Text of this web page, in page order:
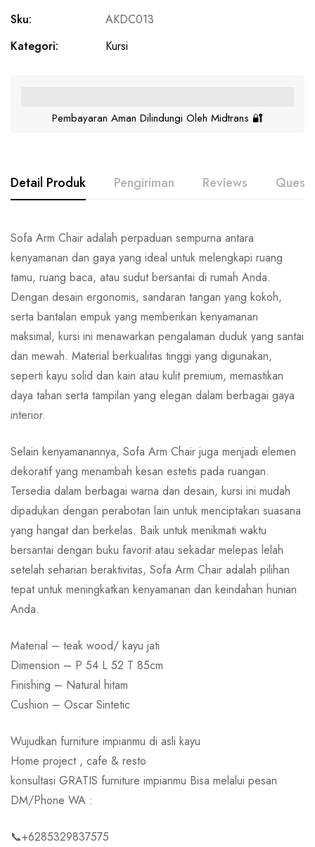
Sku:
AKDC013
Kategori:
Kursi
Pembayaran Aman Dilindungi Oleh Midtrans 🔐
Detail Produk Pengiriman Reviews
Sofa Arm Chair adalah perpaduan sempurna antara
kenyamanan dan gaya yang ideal untuk melengkapi ruang
tamu, ruang baca, atau sudut bersantai di rumah Anda.
Dengan desain ergonomis, sandaran tangan yang kokoh,
serta bantalan empuk yang memberikan kenyamanan
maksimal, kursi ini menawarkan pengalaman duduk yang santai
dan mewah. Material berkualitas tinggi yang digunakan,
seperti kayu solid dan kain atau kulit premium, memastikan
daya tahan serta tampilan yang elegan dalam berbagai gaya
interior.
Selain kenyamanannya, Sofa Arm Chair juga menjadi elemen
dekoratif yang menambah kesan estetis pada ruangan.
Tersedia dalam berbagai warna dan desain, kursi ini mudah
dipadukan dengan perabotan lain untuk menciptakan suasana
yang hangat dan berkelas. Baik untuk menikmati waktu
bersantai dengan buku favorit atau sekadar melepas lelah
setelah seharian beraktivitas, Sofa Arm Chair adalah pilihan
tepat untuk meningkatkan kenyamanan dan keindahan hunian
Anda.
Material – teak wood/ kayu jati
Dimension – P 54 L 52 T 85cm
Finishing – Natural hitam
Cushion – Oscar Sintetic
Wujudkan furniture impianmu di asli kayu
Home project , cafe & resto
konsultasi GRATIS furniture impianmu Bisa melalui pesan
DM/Phone WA :
📞+6285329837575